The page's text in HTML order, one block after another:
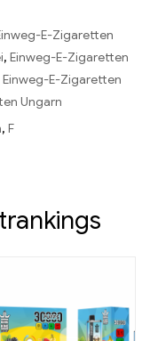
E-Zigaretten
, Einweg-E-Zigaretten
Einweg-E-Zigaretten
Ungarn
, F